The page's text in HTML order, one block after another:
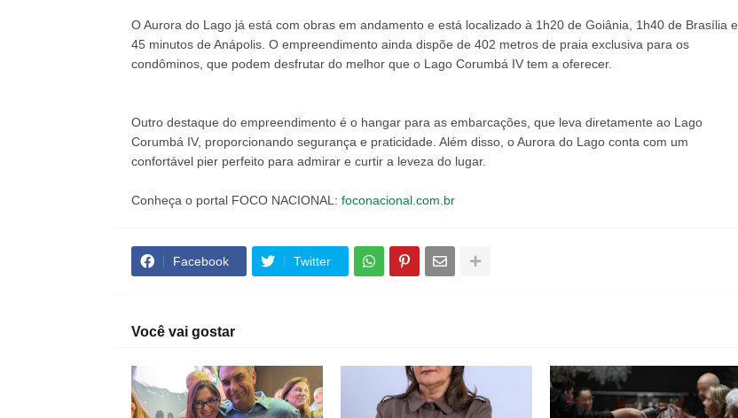
O Aurora do Lago já está com obras em andamento e está localizado à 1h20 de Goiânia, 1h40 de Brasília e
45 minutos de Anápolis. O empreendimento ainda dispõe de 402 metros de praia exclusiva para os
condôminos, que podem desfrutar do melhor que o Lago Corumbá IV tem a oferecer.
Outro destaque do empreendimento é o hangar para as embarcações, que leva diretamente ao Lago
Corumbá IV, proporcionando segurança e praticidade. Além disso, o Aurora do Lago conta com um
confortável pier perfeito para admirar e curtir a leveza do lugar.
Conheça o portal FOCO NACIONAL: foconacional.com.br
Facebook Twitter
Você vai gostar